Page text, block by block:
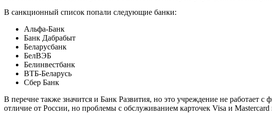
В санкционный список попали следующие банки:
Альфа-Банк
Банк Дабрабыт
Беларусбанк
БелВЭБ
Белинвестбанк
ВТБ-Беларусь
Сбер Банк
В перечне также значится и Банк Развития, но это учреждение не
отличие от России, но проблемы с обслуживанием карточек Visa и